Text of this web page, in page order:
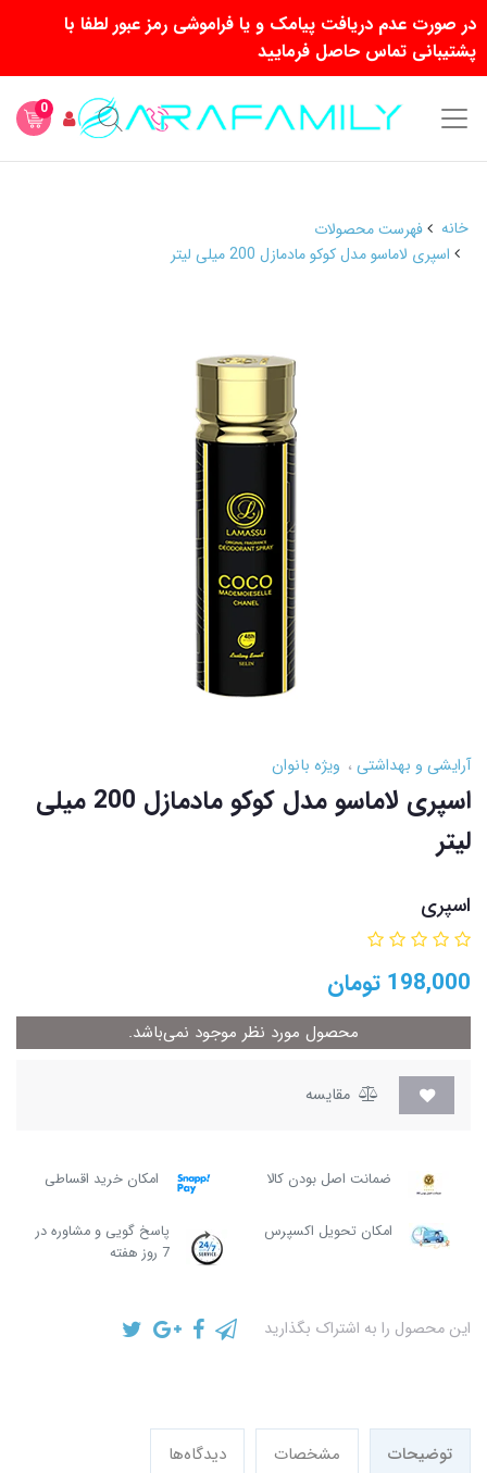
در صورت عدم دریافت پیامک و یا فراموشی رمز عبور لطفا با
پشتیبانی تماس حاصل فرمایید
0
خانه
فهرست محصولات
اسپری لاماسو مدل کوکو مادمازل 200 میلی لیتر
آرایشی و بهداشتی ویژه بانوان
اسپری لاماسو مدل کوکو مادمازل 200 میلی
لیتر
اسپری
198,000 تومان
محصول مورد نظر موجود نمی‌باشد.
مقایسه
ضمانت اصل بودن کالا امکان خرید اقساطی
امکان تحویل اکسپرس
پاسخ گویی و مشاوره در
7 روز هفته
این محصول را به اشتراک بگذارید
توضیحات مشخصات دیدگاه‌ها